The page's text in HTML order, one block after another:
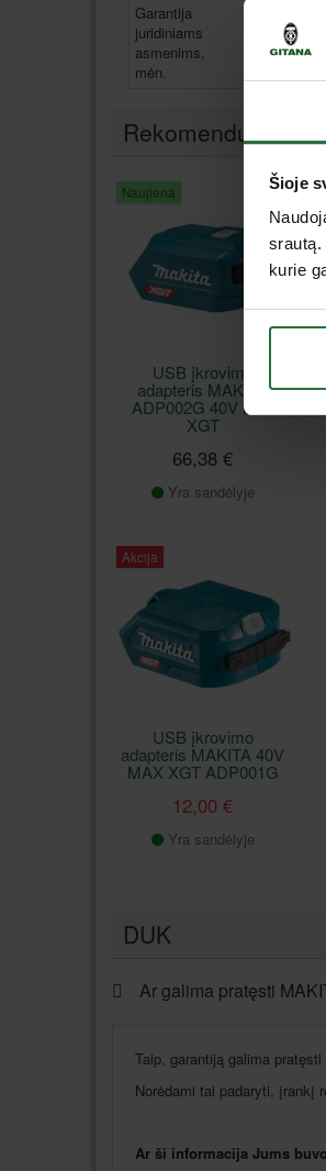
Šioje
srautą.
kurie
Garantija
juridiniams
asmenims,
mėn.
Rekomenduojami
Naujiena
USB įkrovimo
adapteris MAKITA
ADP002G 40V Max
XGT
66,38 €
Yra sandėlyje
Akcija
USB įkrovimo
adapteris MAKITA 40V
MAX XGT ADP001G
12,00 €
Yra sandėlyje
DUK
Ar galima pratęsti
Taip, garantiją galima pratęsti
Norėdami tai padaryti, įrankį
Ar ši informacija Jums